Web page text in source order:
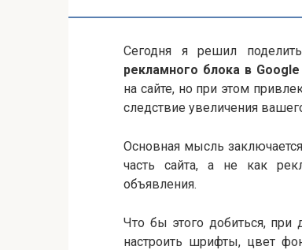
Сегодня я решил
рекламного блока в
на сайте, но при этом
следствие увеличения
Основная мысль
часть сайта, а не как
объявления.
Что бы этого добиться, при
настроить шрифты, цвет